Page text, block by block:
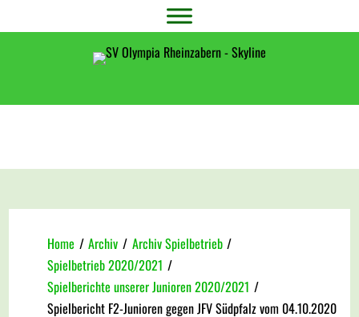
Home / Archiv / Archiv Spielbetrieb /
Spielbetrieb 2020/2021 /
Spielberichte unserer Junioren 2020/2021 /
Spielbericht F2-Junioren gegen JFV Südpfalz vom 04.10.2020